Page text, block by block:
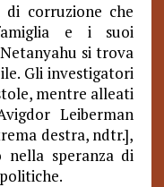
di corruzione che
e i suoi
si trova
Gli investigatori
mentre alleati
Leiberman
destra, ndtr.],
speranza di